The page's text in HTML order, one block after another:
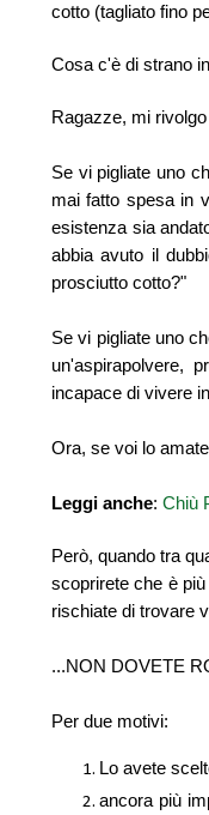
cotto (tagliato fino
Cosa c'è di strano
Ragazze, mi
Se vi pigliate uno
mai fatto spesa in
esistenza sia
abbia avuto il
prosciutto cotto?"
Se vi pigliate uno
un'aspirapolvere,
incapace di vivere
Ora, se voi lo
Leggi anche: Chiù
Però, quando tra
scoprirete che è
rischiate di trovare
...NON DOVETE
Per due motivi:
Lo avete
ancora più